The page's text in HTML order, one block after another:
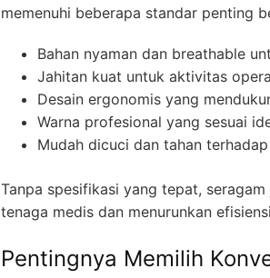
memenuhi beberapa standar penting
Bahan nyaman dan breathable
Jahitan kuat untuk aktivitas
Desain ergonomis yang
Warna profesional yang sesuai
Mudah dicuci dan tahan
Tanpa spesifikasi yang tepat,
tenaga medis dan menurunkan
Pentingnya Memilih